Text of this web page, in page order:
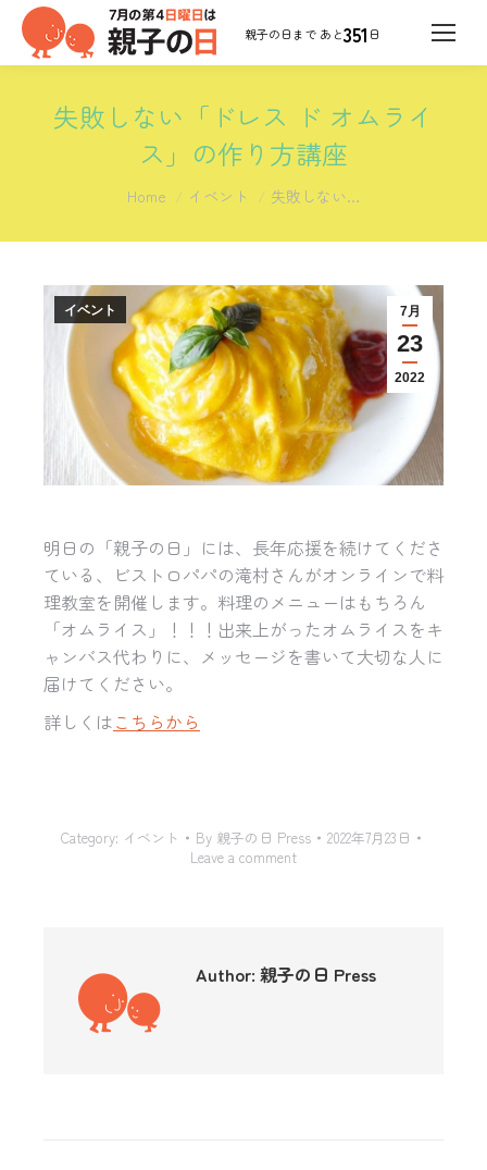
351 日
失敗しない「ドレス ド オムライ
ス」の作り方講座
You are here:
Home イベント 失敗しない…
7月
23
2022
イベント
明日の「親子の日」には、長年応援を続けてくださ
ている、ビストロパパの滝村さんがオンラインで料
理教室を開催します。料理のメニューはもちろん
「オムライス」！！！出来上がったオムライスをキ
ャンバス代わりに、メッセージを書いて大切な人に
届けてください。
詳しくはこちらから
Category: イベント By 親子の日 Press
2022年7月23日
Leave a comment
Author: 親子の日 Press